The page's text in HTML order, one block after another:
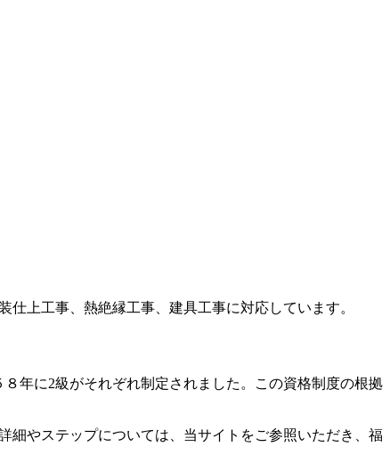
上工事、熱絶縁工事、建具工事に対応しています。
年に2級がそれぞれ制定されました。この資格制度の根拠
細やステップについては、当サイトをご参照いただき、福